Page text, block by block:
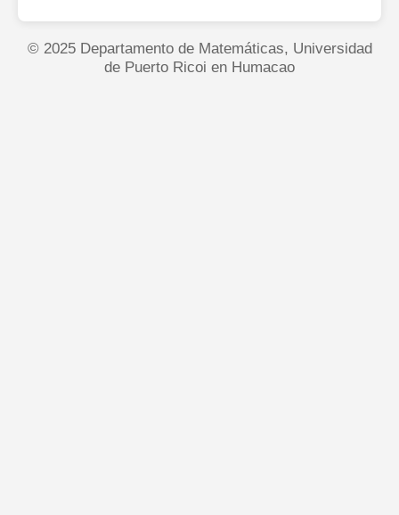
© 2025 Departamento de Matemáticas, Universidad
de Puerto Ricoi en Humacao